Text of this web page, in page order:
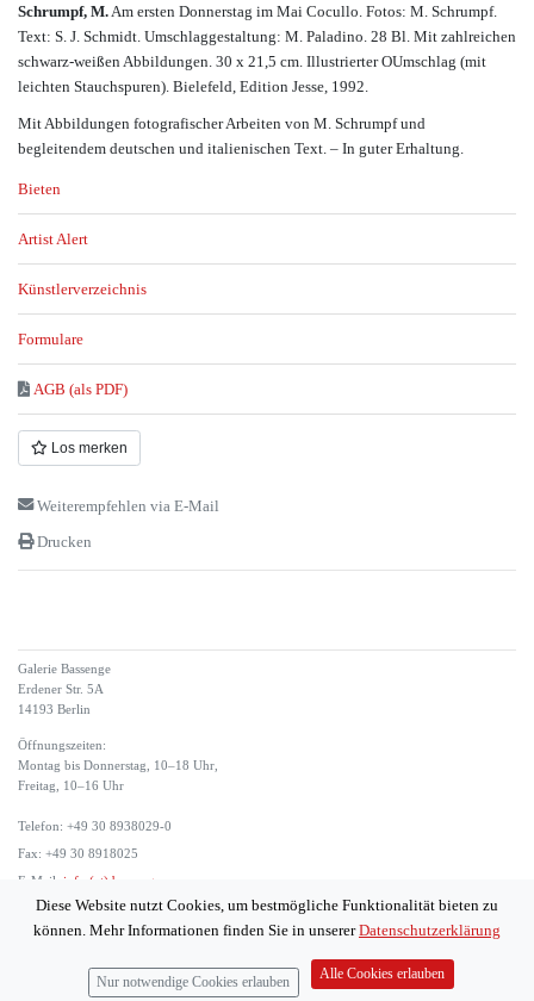
Schrumpf, M. Am ersten Donnerstag im Mai Cocullo. Fotos: M. Schrumpf.
Text: S. J. Schmidt. Umschlaggestaltung: M. Paladino. 28 Bl. Mit zahlreichen
schwarz-weißen Abbildungen. 30 x 21,5 cm. Illustrierter OUmschlag (mit
leichten Stauchspuren). Bielefeld, Edition Jesse, 1992.
Mit Abbildungen fotografischer Arbeiten von M. Schrumpf und
begleitendem deutschen und italienischen Text. – In guter Erhaltung.
Bieten
Artist Alert
Künstlerverzeichnis
Formulare
AGB (als PDF)
Los merken
Weiterempfehlen via E-Mail
Drucken
Galerie Bassenge
Erdener Str. 5A
14193 Berlin
Öffnungszeiten:
Montag bis Donnerstag, 10–18 Uhr,
Freitag, 10–16 Uhr
Telefon: +49 30 8938029-0
Fax: +49 30 8918025
E-Mail: info (at) bassenge.com
Diese Website nutzt Cookies, um bestmögliche Funktionalität bieten zu
können. Mehr Informationen finden Sie in unsererDatenschutzerklärung
Nur notwendige Cookies erlauben
Alle Cookies erlauben